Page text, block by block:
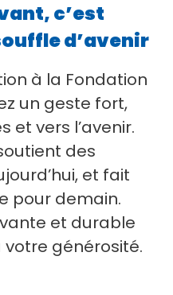
c’est
d’avenir
à la Fondation
un geste fort,
et vers l’avenir.
des
et fait
pour demain.
et durable
générosité.